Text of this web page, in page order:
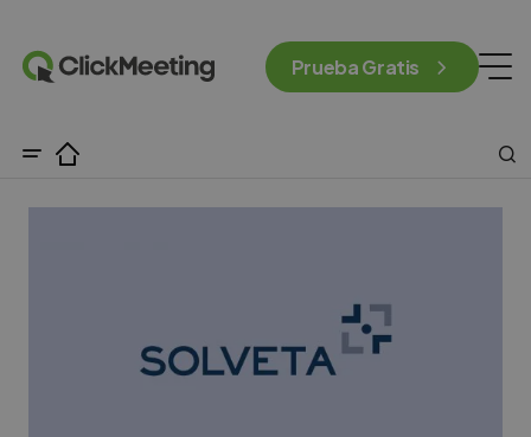
Prueba Gratis